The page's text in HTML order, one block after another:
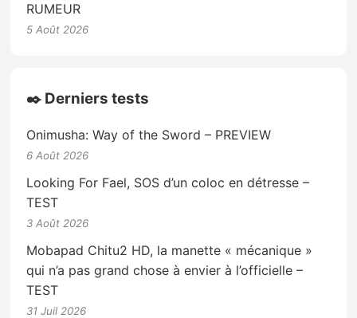
RUMEUR
5 Août 2026
✒️ Derniers tests
Onimusha: Way of the Sword – PREVIEW
6 Août 2026
Looking For Fael, SOS d’un coloc en détresse –
TEST
3 Août 2026
Mobapad Chitu2 HD, la manette « mécanique »
qui n’a pas grand chose à envier à l’officielle –
TEST
31 Juil 2026